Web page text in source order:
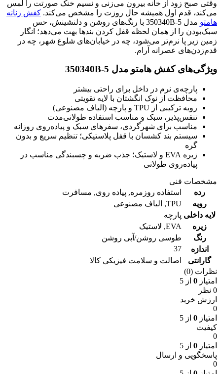
وقتی صبح زود از خانه بیرون می‌زنی و نسیم خنک صورتت را لمس
می‌کند، قدم اول همیشه حال روزت را مشخص می‌کند. کفش زنانه
هامتو
مدل 350340B-5 با رنگ‌های روشن و دلنشینش، حس
سبک‌بودن را از همان لحظه قفل کردن بندها بهت می‌دهد؛ انگار
زمین زیر پا نرم‌تر می‌شود، چه در خیابان‌های شلوغ شهر، چه در
قدم‌زدن‌های عصرانه آرام.
ویژگی‌های کفش هامتو مدل 350340B-5
پارچه‌ی نرم در داخل برای راحتی بیشتر
محافظت از نوک انگشتان با لایه تقویتی
رویه ترکیبی از TPU و پارچه (الیاف مصنوعی)
تنفس‌پذیر، سبک و مناسب استفاده طولانی‌مدت
مناسب برای شهرگردی، سفرهای سبک و پیاده‌روی روزانه
سیستم بند کشسان با قفل پلاستیکی؛ تنظیم سریع و بدون
گره
زیره EVA و لاستیک؛ جذب ضربه و چسبندگی مناسب در
پیاده‌روی طولانی
مشخصات فنی
رده
استفاده روزمره, پیاده روی, مسافرت
رویه
TPU
, الیاف مصنوعی
لایه داخلی پارچه
زیره
EVA
, لاستیک
رنگ
طوسی روشن/آبی روشن
اندازه
37
گارانتی
اصالت و سلامت فیزیکی کالا
نظرات (0)
امتیاز 0 از 5
0 نظر
ارزش خرید
0
امتیاز 0 از 5
کیفیت
0
امتیاز 0 از 5
پاسخگویی و ارسال
0